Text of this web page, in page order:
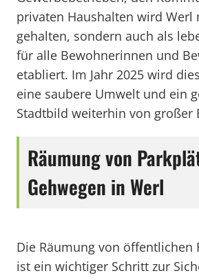
privaten Haushalten wird Werl
gehalten, sondern auch als
für alle Bewohnerinnen und
etabliert. Im Jahr 2025 wird
eine saubere Umwelt und ein
Stadtbild weiterhin von großer
Räumung von
Gehwegen in Werl
Die Räumung von öffentlichen
ist ein wichtiger Schritt zur